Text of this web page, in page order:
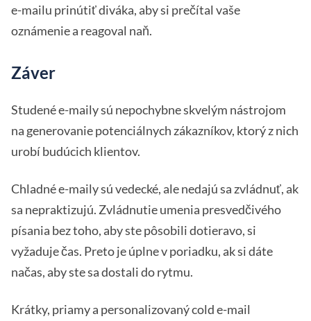
e-mailu prinútiť diváka, aby si prečítal vaše
oznámenie a reagoval naň.
Záver
Studené e-maily sú nepochybne skvelým nástrojom
na generovanie potenciálnych zákazníkov, ktorý z nich
urobí budúcich klientov.
Chladné e-maily sú vedecké, ale nedajú sa zvládnuť, ak
sa nepraktizujú. Zvládnutie umenia presvedčivého
písania bez toho, aby ste pôsobili dotieravo, si
vyžaduje čas. Preto je úplne v poriadku, ak si dáte
načas, aby ste sa dostali do rytmu.
Krátky, priamy a personalizovaný cold e-mail